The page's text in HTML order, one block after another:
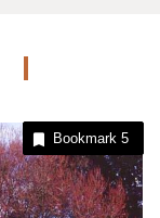
Bookmark 5